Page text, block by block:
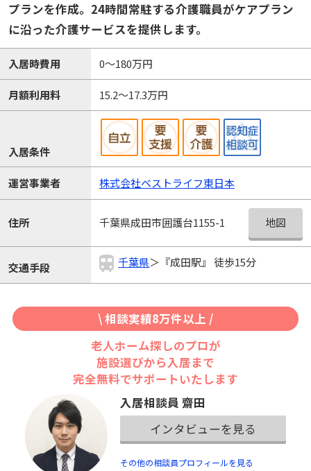
プランを作成。24時間常駐する介護職員がケアプラン
に沿った介護サービスを提供します。
入居時費用 0～180万円
月額利用料 15.2～17.3万円
入居条件
運営事業者 株式会社ベストライフ東日本
住所 千葉県成田市囲護台1155-1 地図
交通手段 千葉県＞『成田駅』 徒歩15分
\ 相談実績8万件以上 /
老人ホーム探しのプロが
施設選びから入居まで
完全無料でサポートいたします
入居相談員 齋田
インタビューを見る
その他の相談員プロフィールを見る